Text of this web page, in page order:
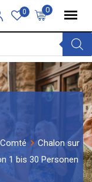
0
0
Chalon sur
1 bis 30 Personen